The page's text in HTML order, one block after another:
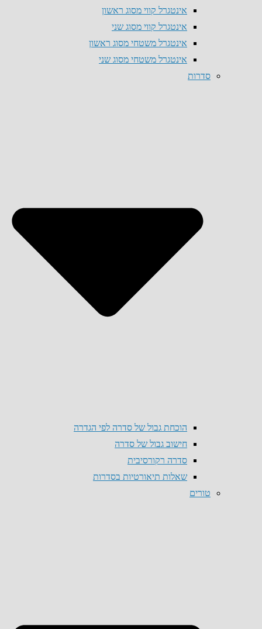
אינטגרל קווי מסוג ראשון
אינטגרל קווי מסוג שני
אינטגרל משטחי מסוג ראשון
אינטגרל משטחי מסוג שני
סדרות
הוכחת גבול של סדרה לפי הגדרה
חישוב גבול של סדרה
סדרה רקורסיבית
שאלות תיאורטיות בסדרות
טורים